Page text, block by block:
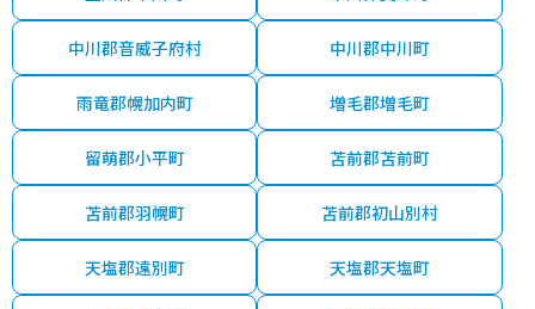
中川郡音威子府村 中川郡中川町
雨竜郡幌加内町 増毛郡増毛町
留萌郡小平町 苫前郡苫前町
苫前郡羽幌町 苫前郡初山別村
天塩郡遠別町 天塩郡天塩町